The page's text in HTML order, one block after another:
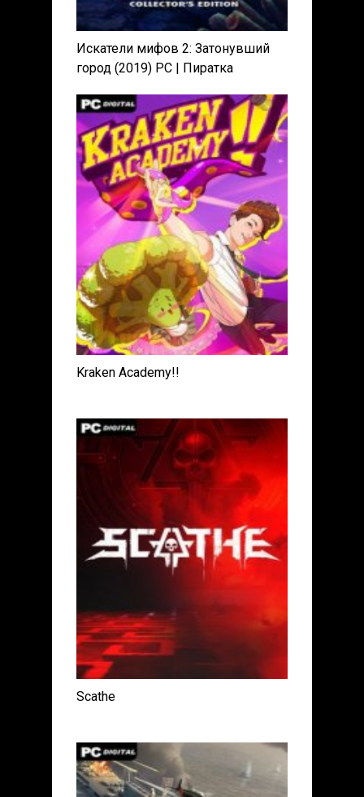
Искатели мифов 2: Затонувший
город (2019) PC | Пиратка
Kraken Academy!!
Scathe